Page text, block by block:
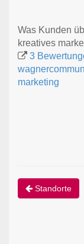
Was Kunden
kreatives
3
marketing
Standorte